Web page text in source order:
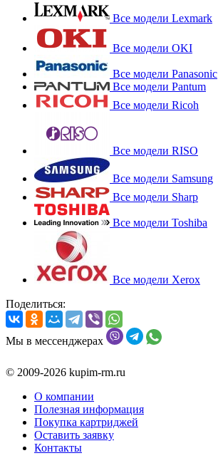
Все модели Lexmark
Все модели OKI
Все модели Panasonic
Все модели Pantum
Все модели Ricoh
Все модели RISO
Все модели Samsung
Все модели Sharp
Все модели Toshiba
Все модели Xerox
Поделиться:
Мы в мессенджерах
© 2009-2026 kupim-rm.ru
О компании
Полезная информация
Покупка картриджей
Оставить заявку
Контакты